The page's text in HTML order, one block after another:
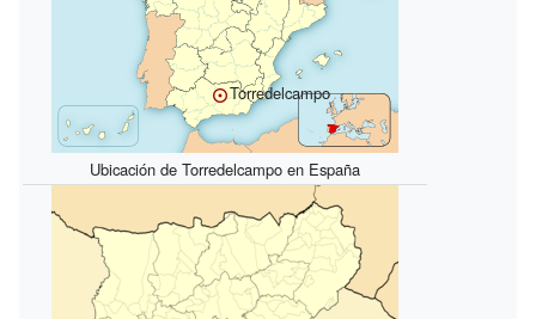
Torredelcampo
Ubicación de Torredelcampo en España